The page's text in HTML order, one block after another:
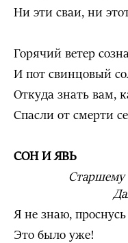
Ни эти сваи, ни
Горячий ветер
И пот свинцовый
Откуда знать вам,
Спасли от смерти
СОН И ЯВЬ
Старшему
Я не знаю,
Это было уже!